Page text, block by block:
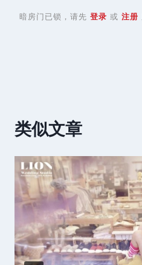
暗房门已锁，请先 登录 或 注册
类似文章